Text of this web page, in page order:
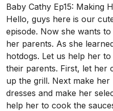
Baby Cathy Ep15: Making
Hello, guys here is our
episode. Now she wants
her parents. As she
hotdogs. Let us help her
their parents. First, let her
up the grill. Next make
dresses and make her
help her to cook the